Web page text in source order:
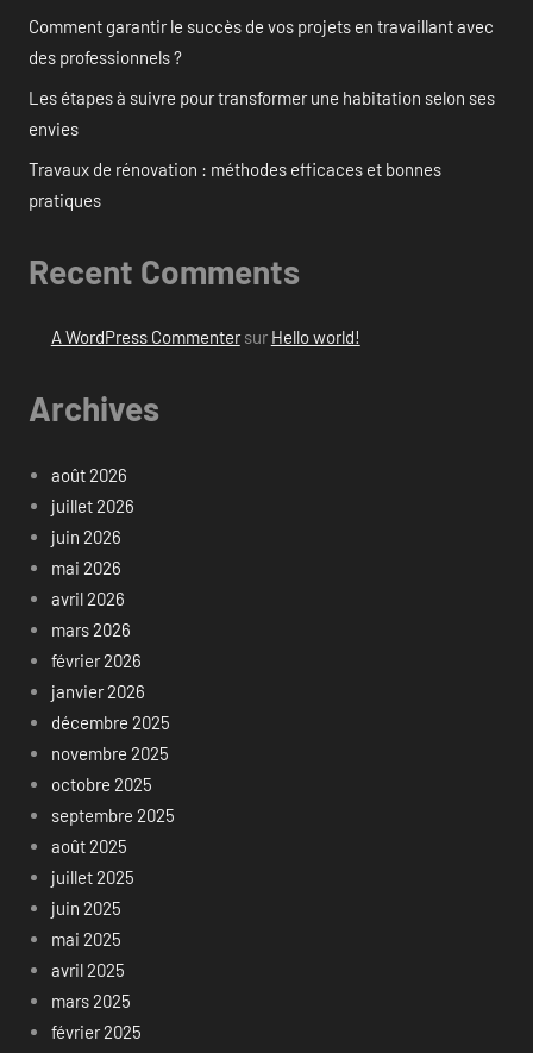
Comment garantir le succès de vos projets en travaillant avec
des professionnels ?
Les étapes à suivre pour transformer une habitation selon ses
envies
Travaux de rénovation : méthodes efficaces et bonnes
pratiques
Recent Comments
A WordPress Commentersur Hello world!
Archives
août 2026
juillet 2026
juin 2026
mai 2026
avril 2026
mars 2026
février 2026
janvier 2026
décembre 2025
novembre 2025
octobre 2025
septembre 2025
août 2025
juillet 2025
juin 2025
mai 2025
avril 2025
mars 2025
février 2025